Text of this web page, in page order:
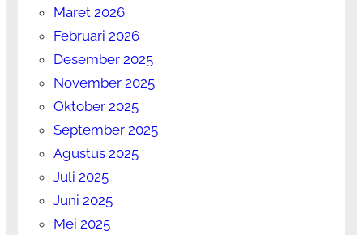
Maret 2026
Februari 2026
Desember 2025
November 2025
Oktober 2025
September 2025
Agustus 2025
Juli 2025
Juni 2025
Mei 2025